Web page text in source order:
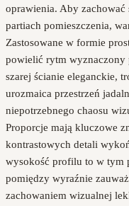
oprawienia. Aby
partiach pomieszczenia,
Zastosowane w formie
powielić rytm wyznaczony
szarej ścianie eleganckie,
urozmaica przestrzeń
niepotrzebnego chaosu
Proporcje mają kluczowe
kontrastowych detali
wysokość profilu to w tym
pomiędzy wyraźnie
zachowaniem wizualnej